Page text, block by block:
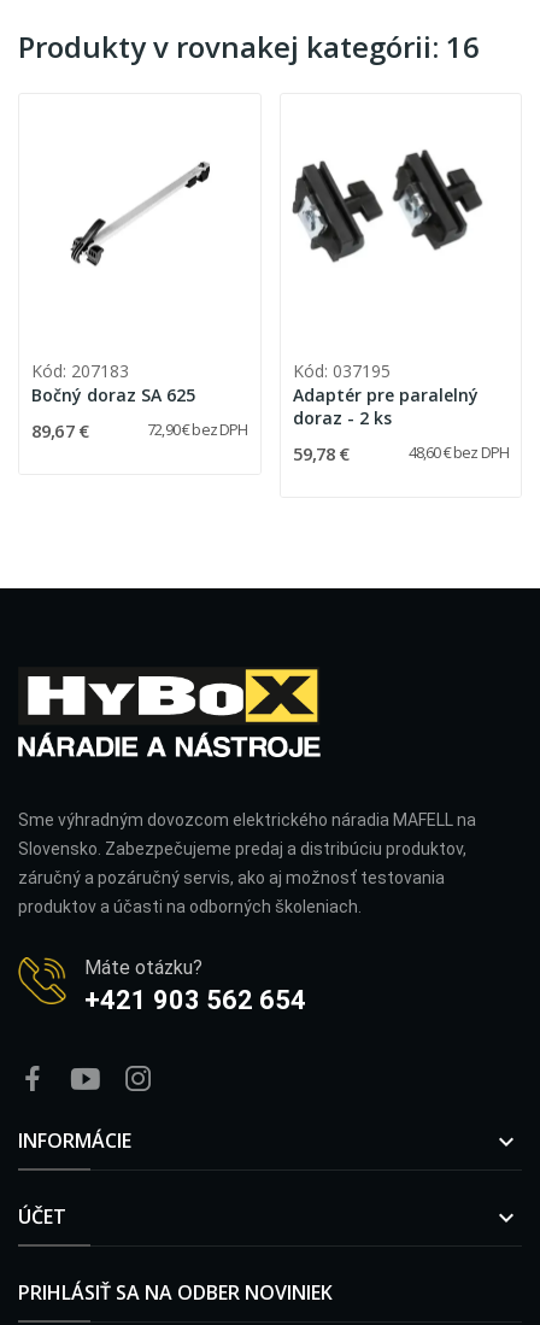
Produkty v rovnakej kategórii: 16
Kód: 207183
Bočný doraz SA 625
89,67 € 72,90 € bez DPH
Kód: 037195
Adaptér pre paralelný
doraz - 2 ks
59,78 € 48,60 € bez DPH
Sme výhradným dovozcom elektrického náradia MAFELL na
Slovensko. Zabezpečujeme predaj a distribúciu produktov,
záručný a pozáručný servis, ako aj možnosť testovania
produktov a účasti na odborných školeniach.
Máte otázku?
+421 903 562 654
INFORMÁCIE 
ÚČET 
PRIHLÁSIŤ SA NA ODBER NOVINIEK